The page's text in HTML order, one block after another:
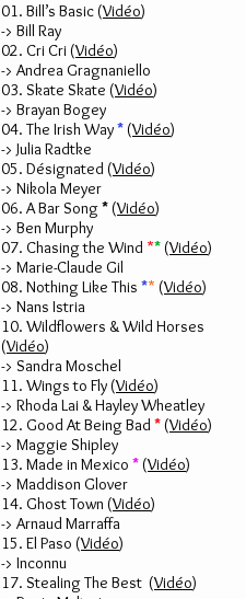
01. Bill’s Basic (Vidéo)
-> Bill Ray
02. Cri Cri (Vidéo)
-> Andrea Gragnaniello
03. Skate Skate (Vidéo)
-> Brayan Bogey
04. The Irish Way* (Vidéo)
-> Julia Radtke
05. Désignated (Vidéo)
-> Nikola Meyer
06. A Bar Song* (Vidéo)
-> Ben Murphy
07. Chasing the Wind ** (Vidéo)
-> Marie-Claude Gil
08. Nothing Like This ** (Vidéo)
-> Nans Istria
10. Wildflowers & Wild Horses
(Vidéo)
-> Sandra Moschel
11. Wings to Fly (Vidéo)
-> Rhoda Lai & Hayley Wheatley
12. Good At Being Bad * (Vidéo)
-> Maggie Shipley
13. Made in Mexico * (Vidéo)
-> Maddison Glover
14. Ghost Town (Vidéo)
-> Arnaud Marraffa
15. El Paso (Vidéo)
-> Inconnu
17. Stealing The Best (Vidéo)